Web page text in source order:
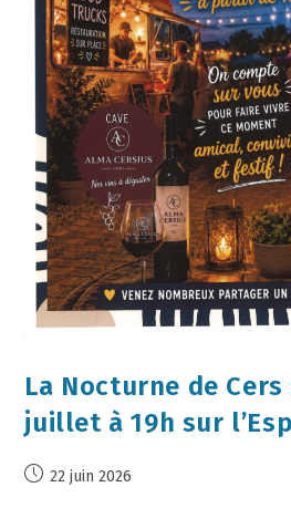
La Nocturne de
juillet à 19h sur
22 juin 2026